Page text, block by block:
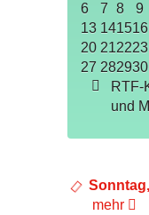
6
7 8 9
13 141516
20 212223
27 282930
RTF-
und
mehr